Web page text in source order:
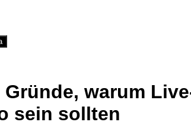
warum
sein sollten